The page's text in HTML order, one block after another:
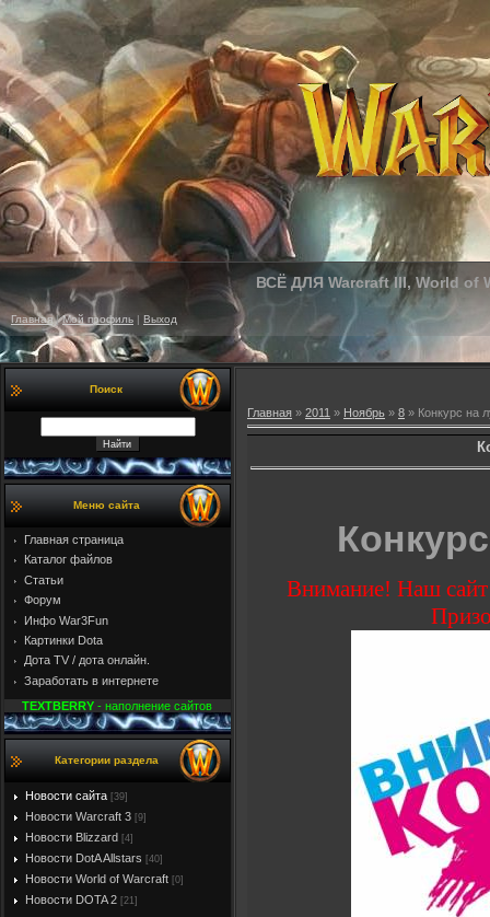
ВСЁ ДЛЯ Warcraft III, World of
Главная|Мой профиль | Выход
Поиск
Меню сайта
Главная страница
Каталог файлов
Статьи
Форум
Инфо War3Fun
Картинки Dota
Дота TV / дота онлайн.
Заработать в интернете
TEXTBERRY - наполнение сайтов
Категории раздела
Новости сайта [39]
Новости Warcraft 3 [9]
Новости Blizzard [4]
Новости DotA Allstars [40]
Новости World of Warcraft [0]
Новости DOTA 2 [21]
Главная » 2011 » Ноябрь » 8 » Конкурс на
Внимание! Наш